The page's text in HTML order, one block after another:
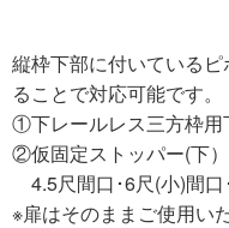
縦枠下部に付いている
ることで対応可能です。
①下レールレス三方枠用
②仮固定ストッパー(下）
4.5尺間口･6尺(小)間
※扉はそのままご使用い